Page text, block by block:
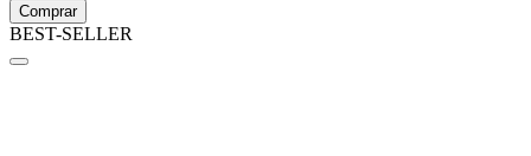
Comprar
BEST-SELLER